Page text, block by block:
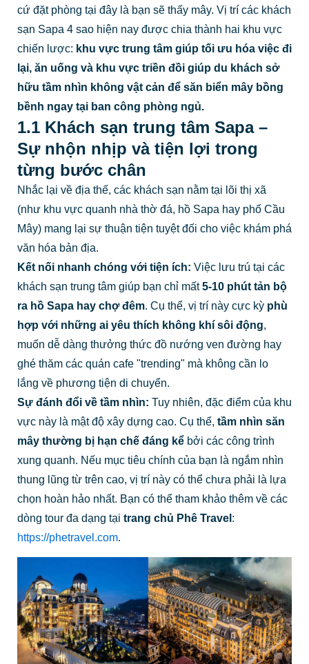
cứ đặt phòng tại đây là bạn sẽ thấy mây. Vị trí các khách
sạn Sapa 4 sao hiện nay được chia thành hai khu vực
chiến lược: khu vực trung tâm giúp tối ưu hóa việc đi
lại, ăn uống và khu vực triền đồi giúp du khách sở
hữu tầm nhìn không vật cản để săn biển mây bồng
bềnh ngay tại ban công phòng ngủ.
1.1 Khách sạn trung tâm Sapa –
Sự nhộn nhịp và tiện lợi trong
từng bước chân
Nhắc lại về địa thế, các khách sạn nằm tại lõi thị xã
(như khu vực quanh nhà thờ đá, hồ Sapa hay phố Cầu
Mây) mang lại sự thuận tiện tuyệt đối cho việc khám phá
văn hóa bản địa.
Kết nối nhanh chóng với tiện ích: Việc lưu trú tại các
khách sạn trung tâm giúp bạn chỉ mất5-10 phút tản bộ
ra hồ Sapa hay chợ đêm. Cụ thể, vị trí này cực kỳ phù
hợp với những ai yêu thích không khí sôi động,
muốn dễ dàng thưởng thức đồ nướng ven đường hay
ghé thăm các quán cafe "trending" mà không cần lo
lắng về phương tiện di chuyển.
Sự đánh đổi về tầm nhìn: Tuy nhiên, đặc điểm của khu
vực này là mật độ xây dựng cao. Cụ thể, tầm nhìn săn
mây thường bị hạn chế đáng kểbởi các công trình
xung quanh. Nếu mục tiêu chính của bạn là ngắm nhìn
thung lũng từ trên cao, vị trí này có thể chưa phải là lựa
chọn hoàn hảo nhất. Bạn có thể tham khảo thêm về các
dòng tour đa dạng tại trang chủ Phê Travel :
https://phetravel.com.